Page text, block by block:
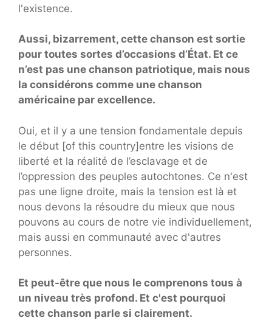
l'existence.
Aussi, bizarrement, cette chanson est sortie
pour toutes sortes d’occasions d’État. Et ce
n’est pas une chanson patriotique, mais nous
la considérons comme une chanson
américaine par excellence.
Oui, et il y a une tension fondamentale depuis
le début [of this country]entre les visions de
liberté et la réalité de l’esclavage et de
l’oppression des peuples autochtones. Ce n'est
pas une ligne droite, mais la tension est là et
nous devons la résoudre du mieux que nous
pouvons au cours de notre vie individuellement,
mais aussi en communauté avec d'autres
personnes.
Et peut-être que nous le comprenons tous à
un niveau très profond. Et c'est pourquoi
cette chanson parle si clairement.